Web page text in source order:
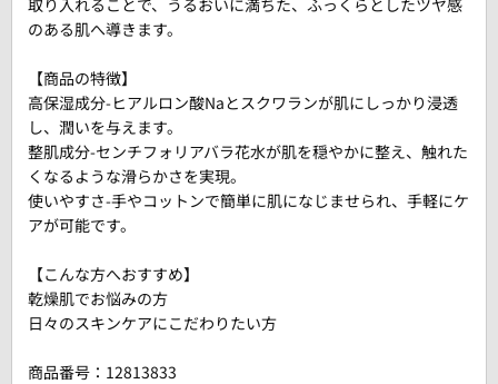
取り入れることで、うるおいに満ちた、ふっくらとしたツヤ感
のある肌へ導きます。
【商品の特徴】
高保湿成分-ヒアルロン酸Naとスクワランが肌にしっかり浸透
し、潤いを与えます。
整肌成分-センチフォリアバラ花水が肌を穏やかに整え、触れた
くなるような滑らかさを実現。
使いやすさ-手やコットンで簡単に肌になじませられ、手軽にケ
アが可能です。
【こんな方へおすすめ】
乾燥肌でお悩みの方
日々のスキンケアにこだわりたい方
商品番号： 12813833